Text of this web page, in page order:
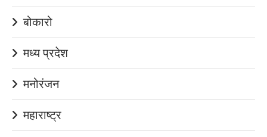
बोकारो
मध्य प्रदेश
मनोरंजन
महाराष्ट्र